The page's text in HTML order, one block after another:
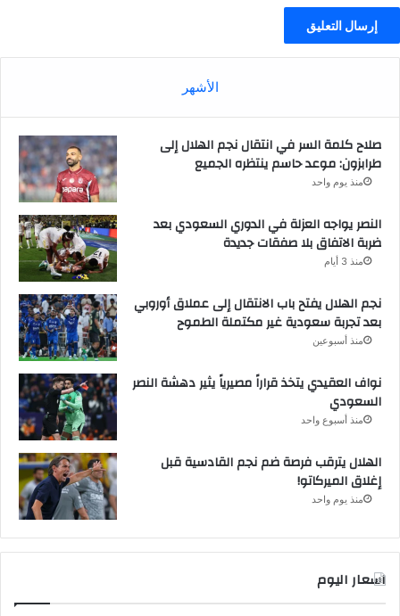
الأشهر
صلاح كلمة السر في انتقال نجم الهلال إلى
طرابزون: موعد حاسم ينتظره الجميع
منذ يوم واحد
النصر يواجه العزلة في الدوري السعودي بعد
ضربة الاتفاق بلا صفقات جديدة
منذ 3 أيام
نجم الهلال يفتح باب الانتقال إلى عملاق أوروبي
بعد تجربة سعودية غير مكتملة الطموح
منذ أسبوعين
نواف العقيدي يتخذ قراراً مصيرياً يثير دهشة النصر
السعودي
منذ أسبوع واحد
الهلال يترقب فرصة ضم نجم القادسية قبل
إغلاق الميركاتو!
منذ يوم واحد
اسعار اليوم